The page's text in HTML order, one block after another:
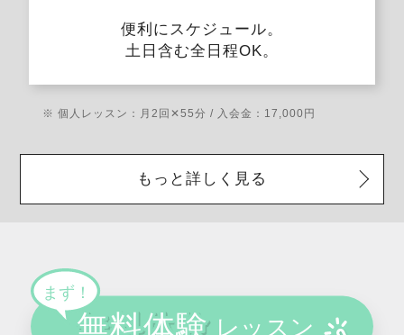
便利にスケジュール。
土日含む全日程OK。
※ 個人レッスン：月2回✕55分 / 入会金：17,000円
もっと詳しく見る